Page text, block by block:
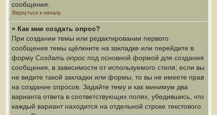
сообщения.
Вернуться к началу
» Как мне создать опрос?
При создании темы или редактировании первого
сообщения темы щёлкните на закладке или перейдите в
форму Создать опрос под основной формой для создания
сообщения, в зависимости от используемого стиля; если вы
не видите такой закладки или формы, то вы не имеете прав
на создание опросов. Задайте тему и как минимум два
варианта ответа в соответствующих полях, убедившись, что
каждый вариант находится на отдельной строке текстового